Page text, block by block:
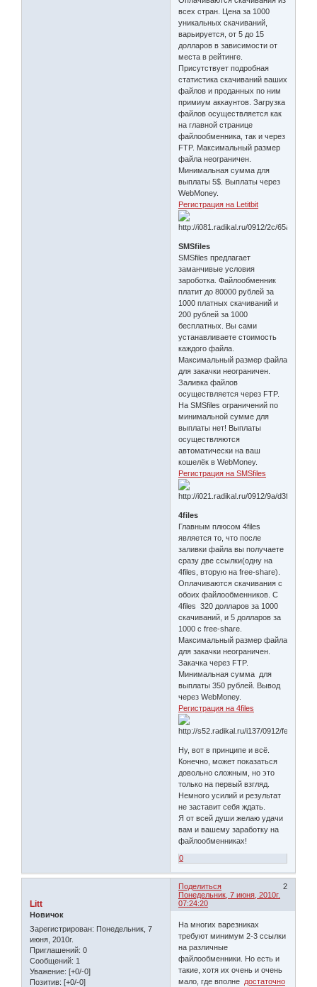
всех стран. Цена за 1000
уникальных скачиваний,
варьируется, от 5 до 15
долларов в зависимости от
места в рейтинге.
Присутствует подробная
статистика скачиваний ваших
файлов и проданных по ним
примиум аккаунтов. Загрузка
файлов осуществляется как
на главной странице
файлообменника, так и через
FTP. Максимальный размер
файла неограничен.
Минимальная сумма для
выплаты 5$. Выплаты через
WebMoney.
Регистрация на Letitbit
SMSfiles
SMSfiles предлагает
заманчивые условия
зароботка. Файлообменник
платит до 80000 рублей за
1000 платных скачиваний и
200 рублей за 1000
бесплатных. Вы сами
устанавливаете стоимость
каждого файла.
Максимальный размер файла
для закачки неограничен.
Заливка файлов
осуществляется через FTP.
На SMSfiles ограничений по
минимальной сумме для
выплаты нет! Выплаты
осуществляются
автоматически на ваш
кошелёк в WebMoney.
Регистрация на SMSfiles
4files
Главным плюсом 4files
является то, что после
заливки файла вы получаете
сразу две ссылки(одну на
4files, вторую на free-share).
Оплачиваются скачивания с
обоих файлообменников. С
4files 320 долларов за 1000
скачиваний, и 5 долларов за
1000 с free-share.
Максимальный размер файла
для закачки неограничен.
Закачка через FTP.
Минимальная сумма для
выплаты 350 рублей. Вывод
через WebMoney.
Регистрация на 4files
Ну, вот в принципе и всё.
Конечно, может показаться
довольно сложным, но это
только на первый взгляд.
Немного усилий и результат
не заставит себя ждать.
Я от всей души желаю удачи
вам и вашему заработку на
файлообменниках!
0
Поделиться
2
Понедельник, 7 июня, 2010г.
07:24:20
Litt
Новичок
Зарегистрирован: Понедельник, 7
июня, 2010г.
Приглашений: 0
Сообщений: 1
Уважение: [+0/-0]
Позитив: [+0/-0]
На многих варезниках
требуют минимум 2-3 ссылки
на различные
файлообменники. Но есть и
такие, хотя их очень и очень
мало, где вполне достаточно